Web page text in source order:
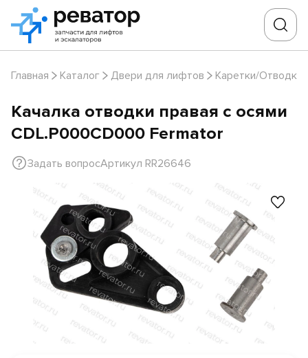
Главная Каталог Двери для лифтов Каретки/Отводки
Качалка отводки правая с осями
CDL.P000CD000 Fermator
Задать вопросАртикул RR26646